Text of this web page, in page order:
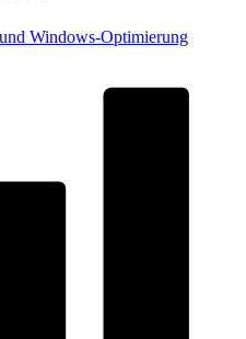
Windows-Optimierung